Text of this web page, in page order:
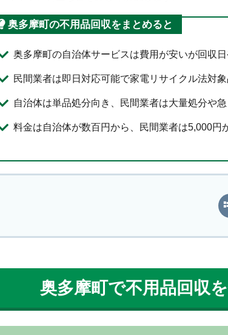
奥多摩町の不用品回収をまとめると
奥多摩町の自治体サービスは費用が安いが回収
民間業者は即日対応可能で家電リサイクル法対
自治体は単品処分向き、民間業者は大量処分や
料金は自治体が数百円から、民間業者は5,000円
奥多摩町で不用品回収